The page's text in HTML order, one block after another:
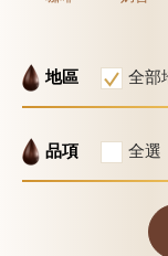
地區 全部
品項 全選